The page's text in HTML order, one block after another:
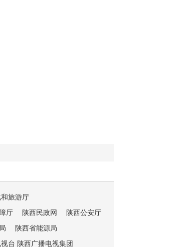
旅游厅
厅 陕西民政网
陕西公安厅
陕西省能源局
台 陕西广播电视集团